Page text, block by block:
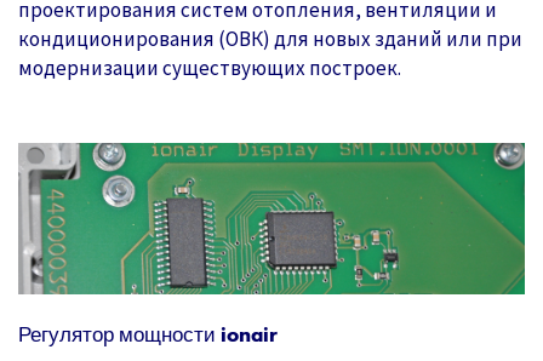
проектирования систем отопления, вентиляции и
кондиционирования (ОВК) для новых зданий или при
модернизации существующих построек.
Регулятор мощности ionair